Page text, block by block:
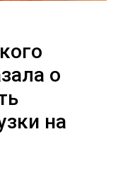
о
на